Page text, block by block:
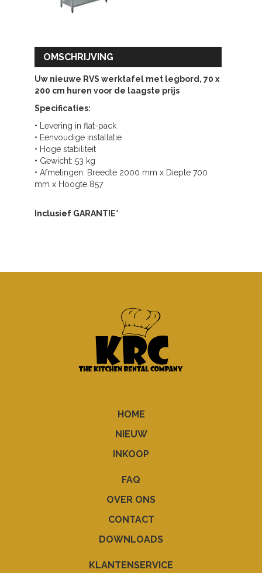
OMSCHRIJVING
Uw nieuwe RVS werktafel met legbord, 70 x
200 cm huren voor de laagste prijs
Specificaties:
• Levering in flat-pack
• Eenvoudige installatie
• Hoge stabiliteit
• Gewicht: 53 kg
• Afmetingen: Breedte 2000 mm x Diepte 700
mm x Hoogte 857
Inclusief GARANTIE*
HOME
NIEUW
INKOOP
FAQ
OVER ONS
CONTACT
DOWNLOADS
KLANTENSERVICE